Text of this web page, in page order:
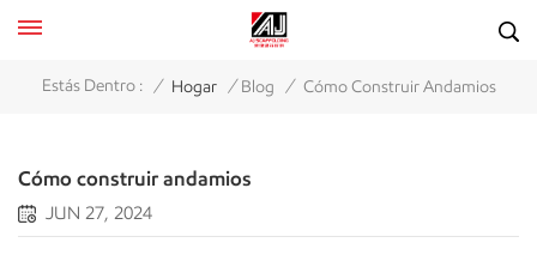
Estás Dentro : / Hogar / Blog / Cómo Construir Andamios
Cómo construir andamios
JUN 27, 2024